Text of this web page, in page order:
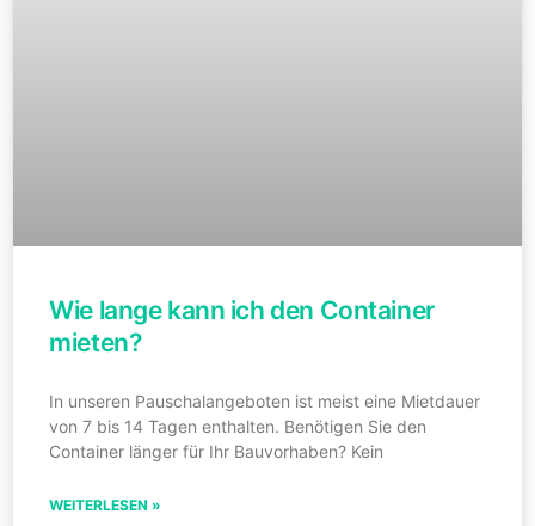
Wie lange kann ich den Container
mieten?
In unseren Pauschalangeboten ist meist eine Mietdauer
von 7 bis 14 Tagen enthalten. Benötigen Sie den
Container länger für Ihr Bauvorhaben? Kein
WEITERLESEN »